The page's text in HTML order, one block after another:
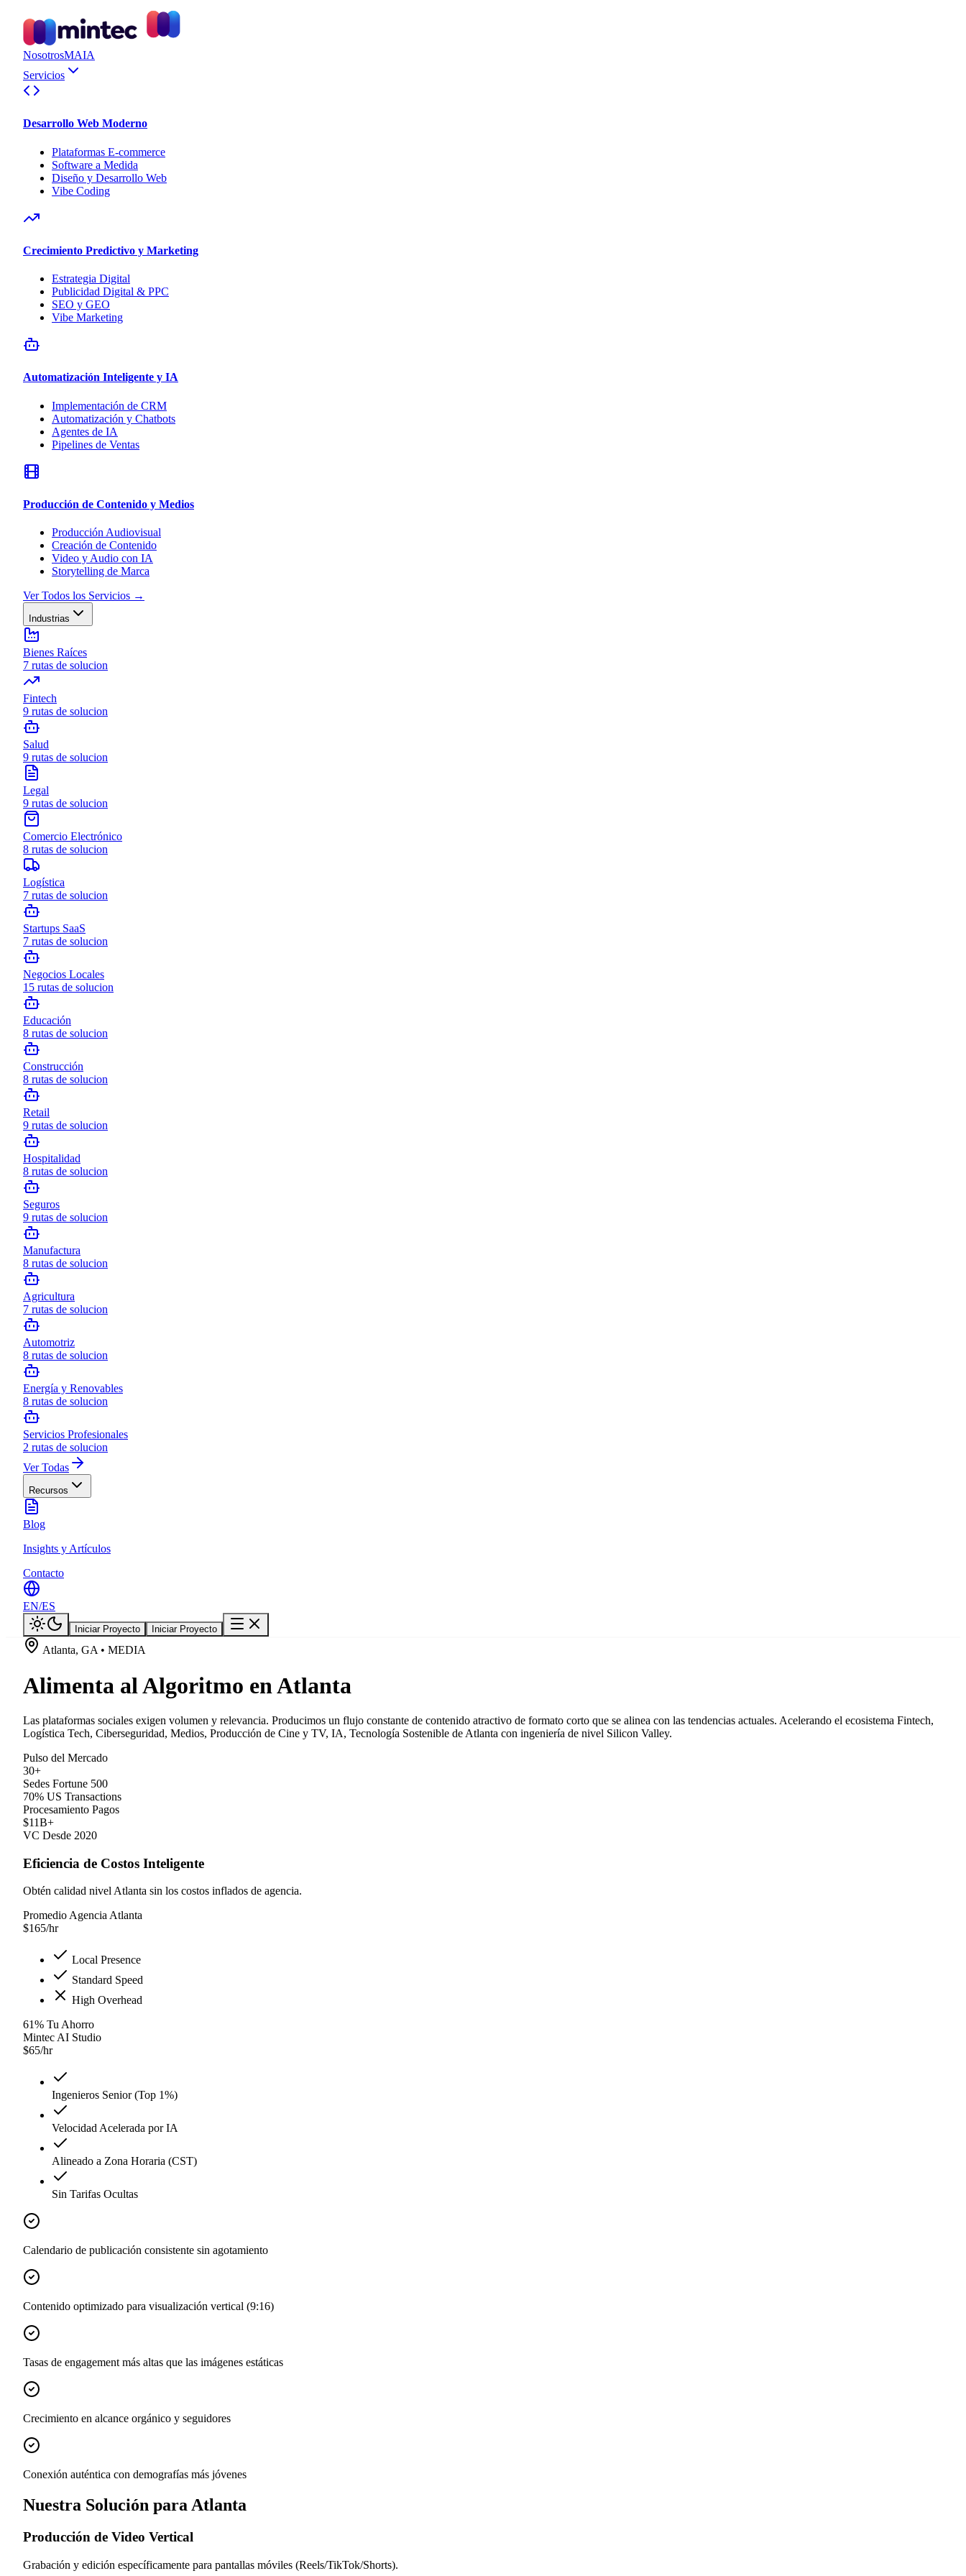
NosotrosMAIA
Servicios
Desarrollo Web Moderno
Plataformas E-commerce
Software a Medida
Diseño y Desarrollo Web
Vibe Coding
Crecimiento Predictivo y Marketing
Estrategia Digital
Publicidad Digital & PPC
SEO y GEO
Vibe Marketing
Automatización Inteligente y IA
Implementación de CRM
Automatización y Chatbots
Agentes de IA
Pipelines de Ventas
Producción de Contenido y Medios
Producción Audiovisual
Creación de Contenido
Video y Audio con IA
Storytelling de Marca
Ver Todos los Servicios →
Industrias
Bienes Raíces
7 rutas de solucion
Fintech
9 rutas de solucion
Salud
9 rutas de solucion
Legal
9 rutas de solucion
Comercio Electrónico
8 rutas de solucion
Logística
7 rutas de solucion
Startups SaaS
7 rutas de solucion
Negocios Locales
15 rutas de solucion
Educación
8 rutas de solucion
Construcción
8 rutas de solucion
Retail
9 rutas de solucion
Hospitalidad
8 rutas de solucion
Seguros
9 rutas de solucion
Manufactura
8 rutas de solucion
Agricultura
7 rutas de solucion
Automotriz
8 rutas de solucion
Energía y Renovables
8 rutas de solucion
Servicios Profesionales
2 rutas de solucion
Ver Todas
Recursos
Blog
Insights y Artículos
Contacto
EN/ES
Iniciar Proyecto Iniciar Proyecto
Atlanta, GA • MEDIA
Alimenta al Algoritmo en Atlanta
Las plataformas sociales exigen volumen y relevancia. Producimos un flujo constante de contenido atractivo de formato corto que se alinea con las tendencias actuales. Acelerando el ecosistema Fintech,
Logística Tech, Ciberseguridad, Medios, Producción de Cine y TV, IA, Tecnología Sostenible de Atlanta con ingeniería de nivel Silicon Valley.
Pulso del Mercado
30+
Sedes Fortune 500
70% US Transactions
Procesamiento Pagos
$11B+
VC Desde 2020
Eficiencia de Costos Inteligente
Obtén calidad nivel Atlanta sin los costos inflados de agencia.
Promedio Agencia Atlanta
$165/hr
Local Presence
Standard Speed
High Overhead
61% Tu Ahorro
Mintec AI Studio
$65/hr
Ingenieros Senior (Top 1%)
Velocidad Acelerada por IA
Alineado a Zona Horaria (CST)
Sin Tarifas Ocultas
Calendario de publicación consistente sin agotamiento
Contenido optimizado para visualización vertical (9:16)
Tasas de engagement más altas que las imágenes estáticas
Crecimiento en alcance orgánico y seguidores
Conexión auténtica con demografías más jóvenes
Nuestra Solución para Atlanta
Producción de Video Vertical
Grabación y edición específicamente para pantallas móviles (Reels/TikTok/Shorts).